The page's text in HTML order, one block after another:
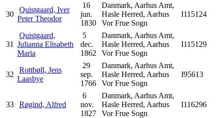
30
Quistgaard, Iver
Peter Theodor
16
jun.
1830
Danmark, Aarhus Amt,
Hasle Herred, Aarhus
Vor Frue Sogn
I115124
31
Quistgaard,
Julianna Elisabeth
Maria
5
dec.
1862
Danmark, Aarhus Amt,
Hasle Herred, Aarhus
Vor Frue Sogn
I115129
32
Rottbøll, Jens
Laasbye
29
sep.
1766
Danmark, Aarhus Amt,
Hasle Herred, Aarhus
Vor Frue Sogn
I95613
33 Røgind, Alfred
6
nov.
1827
Danmark, Aarhus Amt,
Hasle Herred, Aarhus
Vor Frue Sogn
I116296